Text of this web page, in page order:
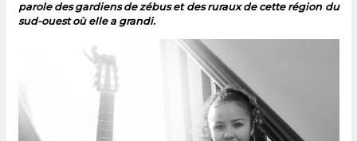
parole des gardiens de zébus et des ruraux de cette région du
sud-ouest où elle a grandi.